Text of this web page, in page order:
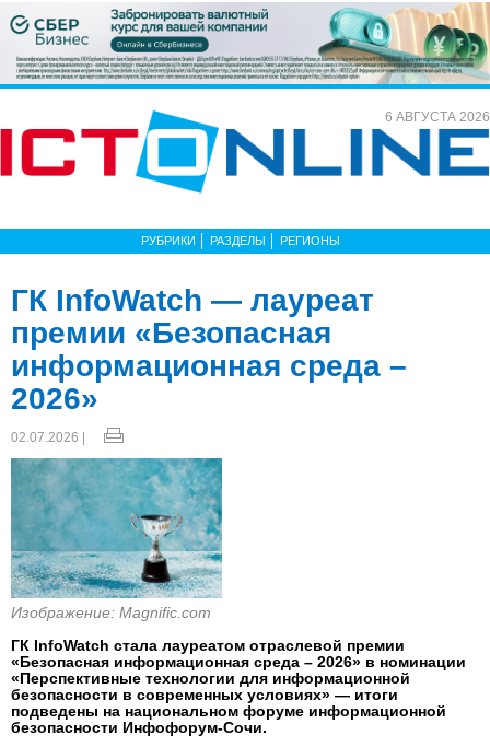
6 АВГУСТА 2026
РУБРИКИ РАЗДЕЛЫ РЕГИОНЫ
ГК InfoWatch — лауреат
премии «Безопасная
информационная среда –
2026»
02.07.2026 |
Изображение: Magnific.com
ГК InfoWatch стала лауреатом отраслевой премии
«Безопасная информационная среда – 2026» в номинации
«Перспективные технологии для информационной
безопасности в современных условиях» — итоги
подведены на национальном форуме информационной
безопасности Инфофорум-Сочи.